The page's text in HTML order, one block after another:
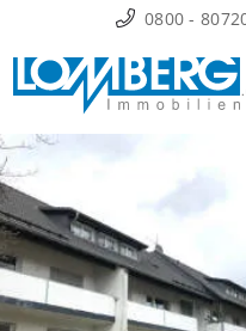
Inhalt
springen
0800 -